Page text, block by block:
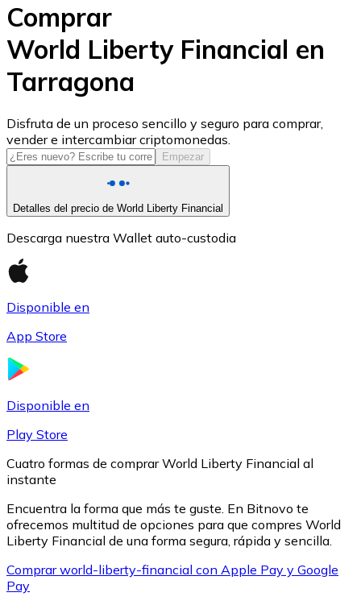
USD Coin
USDC
Comprar
World Liberty Financial en
Tarragona
Disfruta de un proceso sencillo y seguro para comprar,
vender e intercambiar criptomonedas.
Empezar
Detalles del precio de World Liberty Financial
Descarga nuestra Wallet auto-custodia
Disponible en
App Store
Disponible en
Play Store
Cuatro formas de comprar World Liberty Financial al
instante
Encuentra la forma que más te guste. En Bitnovo te
ofrecemos multitud de opciones para que compres World
Liberty Financial de una forma segura, rápida y sencilla.
Comprar world-liberty-financial con Apple Pay y Google
Pay